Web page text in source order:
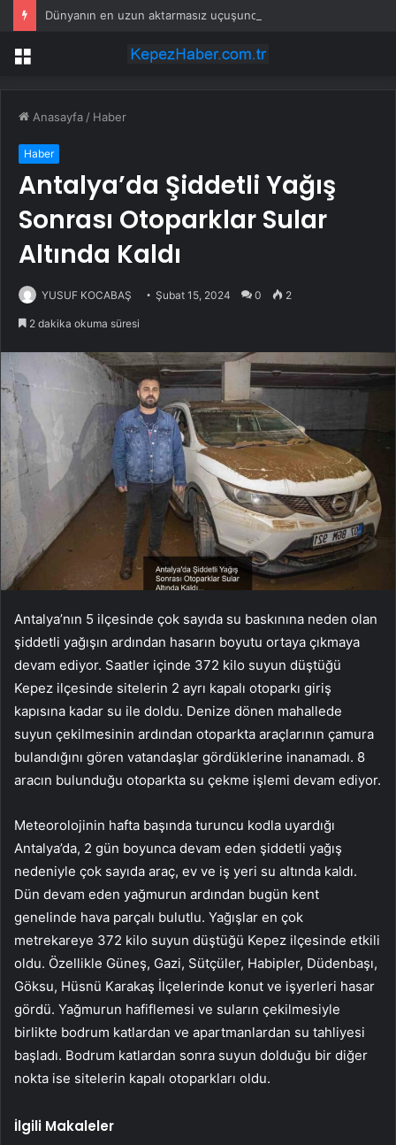
Menü
Anasayfa / Haber
Haber
Antalya’da Şiddetli Yağış
Sonrası Otoparklar Sular
Altında Kaldı
YUSUF KOCABAŞ Şubat 15, 2024 0 2
2 dakika okuma süresi
Antalya’nın 5 ilçesinde çok sayıda su baskınına neden olan
şiddetli yağışın ardından hasarın boyutu ortaya çıkmaya
devam ediyor. Saatler içinde 372 kilo suyun düştüğü
Kepez ilçesinde sitelerin 2 ayrı kapalı otoparkı giriş
kapısına kadar su ile doldu. Denize dönen mahallede
suyun çekilmesinin ardından otoparkta araçlarının çamura
bulandığını gören vatandaşlar gördüklerine inanamadı. 8
aracın bulunduğu otoparkta su çekme işlemi devam ediyor.
Meteorolojinin hafta başında turuncu kodla uyardığı
Antalya’da, 2 gün boyunca devam eden şiddetli yağış
nedeniyle çok sayıda araç, ev ve iş yeri su altında kaldı.
Dün devam eden yağmurun ardından bugün kent
genelinde hava parçalı bulutlu. Yağışlar en çok
metrekareye 372 kilo suyun düştüğü Kepez ilçesinde etkili
oldu. Özellikle Güneş, Gazi, Sütçüler, Habipler, Düdenbaşı,
Göksu, Hüsnü Karakaş İlçelerinde konut ve işyerleri hasar
gördü. Yağmurun hafiflemesi ve suların çekilmesiyle
birlikte bodrum katlardan ve apartmanlardan su tahliyesi
başladı. Bodrum katlardan sonra suyun dolduğu bir diğer
nokta ise sitelerin kapalı otoparkları oldu.
İlgili Makaleler